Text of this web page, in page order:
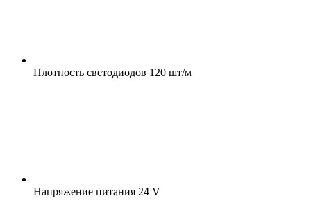
Плотность светодиодов 120 шт/м
Напряжение питания 24 V